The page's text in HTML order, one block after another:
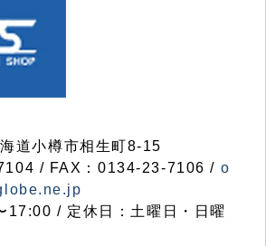
道小樽市相生町8-15
/ FAX：0134-23-7106 / o
17:00 / 定休日：土曜日・日曜